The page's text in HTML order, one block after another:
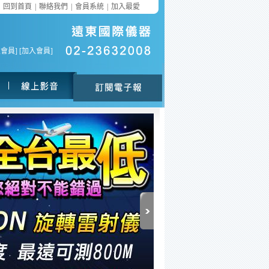
回到首頁 聯絡我們 會員系統 加入最愛
員] [加入會員]